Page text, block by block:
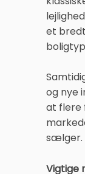
et
og nye
at flere
sælger.
Vigtige